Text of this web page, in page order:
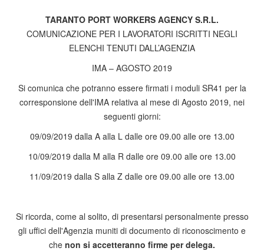
TARANTO PORT WORKERS AGENCY S.R.L.
COMUNICAZIONE PER I LAVORATORI ISCRITTI NEGLI
ELENCHI TENUTI DALL’AGENZIA
IMA – AGOSTO 2019
Si comunica che potranno essere firmati i moduli SR41 per la
corresponsione dell'IMA relativa al mese di Agosto 2019, nei
seguenti giorni:
09/09/2019 dalla A alla L dalle ore 09.00 alle ore 13.00
10/09/2019 dalla M alla R dalle ore 09.00 alle ore 13.00
11/09/2019 dalla S alla Z dalle ore 09.00 alle ore 13.00
Si ricorda, come al solito, di presentarsi personalmente presso
gli uffici dell'Agenzia muniti di documento di riconoscimento e
che non si accetteranno firme per delega.